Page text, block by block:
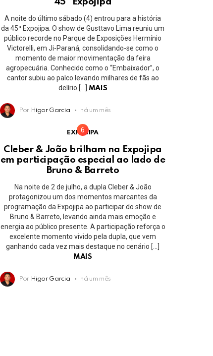
A noite do último sábado (4) entrou para a história
da 45ª Expojipa. O show de Gusttavo Lima reuniu um
público recorde no Parque de Exposições Hermínio
Victorelli, em Ji-Paraná, consolidando-se como o
momento de maior movimentação da feira
agropecuária. Conhecido como o “Embaixador”, o
cantor subiu ao palco levando milhares de fãs ao
delírio […]
MAIS
Por Higor Garcia há um mês
EXPOJIPA
Cleber & João brilham na Expojipa
em participação especial ao lado de
Bruno & Barreto
Na noite de 2 de julho, a dupla Cleber & João
protagonizou um dos momentos marcantes da
programação da Expojipa ao participar do show de
Bruno & Barreto, levando ainda mais emoção e
energia ao público presente. A participação reforça o
excelente momento vivido pela dupla, que vem
ganhando cada vez mais destaque no cenário […]
MAIS
Por Higor Garcia há um mês